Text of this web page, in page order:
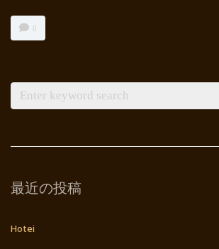
0
最近の投稿
Hotei